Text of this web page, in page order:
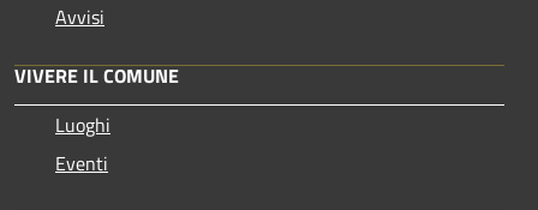
Avvisi
VIVERE IL COMUNE
Luoghi
Eventi